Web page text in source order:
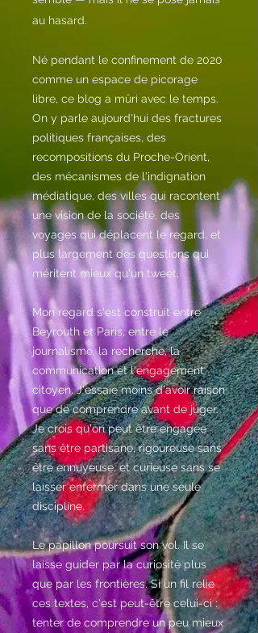
au hasard.
Né pendant le confinement de 2020
comme un espace de picorage
libre, ce blog a mûri avec le temps.
On y parle aujourd'hui des fractures
politiques françaises, des
recompositions du Proche-Orient,
des mécanismes de l'indignation
médiatique, des villes qui racontent
une vision de la société, des
voyages qui déplacent le regard, et
plus largement des questions qui
méritent mieux qu'un tweet.
Mon regard s'est construit entre
Beyrouth et Paris, entre le
journalisme, la recherche, la
communication et l'engagement
citoyen. J'essaie moins d'avoir raison
que de comprendre avant de juger.
Je crois qu'on peut être engagée
sans être partisane, rigoureuse sans
être ennuyeuse, et curieuse sans se
laisser enfermer dans une seule
discipline.
Le papillon poursuit son vol. Il se
laisse guider par la curiosité plus
que par les frontières. Si un fil relie
ces textes, c'est peut-être celui-ci :
tenter de comprendre un peu mieux